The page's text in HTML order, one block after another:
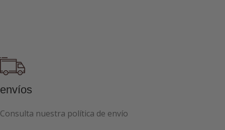
envíos
Consulta nuestra política de envío